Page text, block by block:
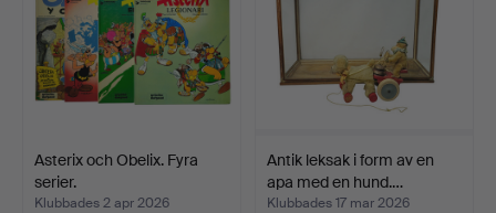
Asterix och Obelix. Fyra
serier.
Klubbades 2 apr 2026
Antik leksak i form av en
apa med en hund.…
Klubbades 17 mar 2026